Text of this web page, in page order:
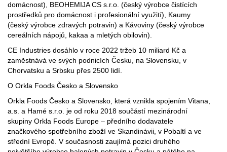
domácnost), BEOHEMIJA CS s.r.o. (český výrobce čistících
prostředků pro domácnost i profesionální využití), Kaumy
(český výrobce zdravých potravin) a Kávoviny (český výrobce
cereálních nápojů, kakaa a mletých obilovin).
CE Industries dosáhlo v roce 2022 tržeb 10 miliard Kč a
zaměstnává ve svých podnicích Česku, na Slovensku, v
Chorvatsku a Srbsku přes 2500 lidí.
O Orkla Foods Česko a Slovensko
Orkla Foods Česko a Slovensko, která vznikla spojením Vitana,
a.s. a Hamé s.r.o. je od roku 2018 součástí mezinárodní
skupiny Orkla Foods Europe – předního dodavatele
značkového spotřebního zboží ve Skandinávii, v Pobaltí a ve
střední Evropě. V současnosti zaujímá pozici druhého